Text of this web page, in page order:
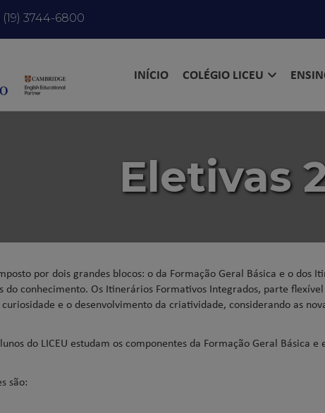
3744-6800
INÍCIO COLÉGIO LICEU
Eletivas
por dois grandes blocos: o da Formação Geral Básica e o
do conhecimento. Os Itinerários Formativos Integrados, parte
e o desenvolvimento da criatividade, considerando as
do LICEU estudam os componentes da Formação Geral
são: